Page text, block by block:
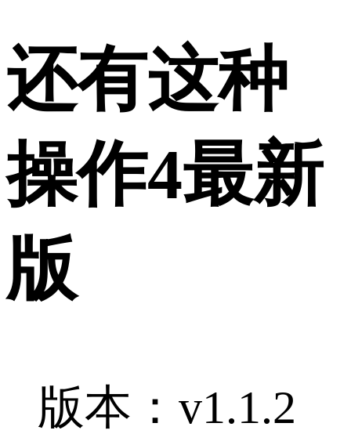
还有这种
操作4最新
版
版本：v1.1.2